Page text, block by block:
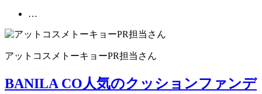
…
アットコスメトーキョーPR担当 さん
BANILA CO人気のクッションファンデ